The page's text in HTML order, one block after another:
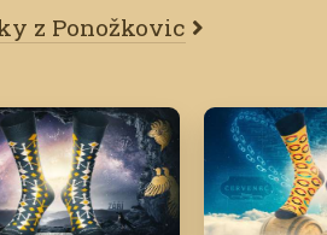
z Ponožkovic